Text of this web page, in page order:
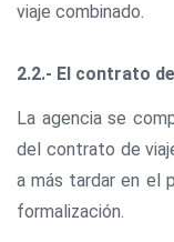
viaje combinado.
2.2.- El contrato
La agencia se
del contrato de
a más tardar en el
formalización.